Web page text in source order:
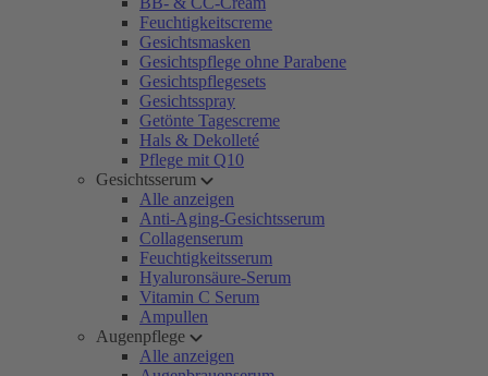
Feuchtigkeitscreme
Gesichtsmasken
Gesichtspflege ohne Parabene
Gesichtspflegesets
Gesichtsspray
Getönte Tagescreme
Hals & Dekolleté
Pflege mit Q10
Gesichtsserum
Alle anzeigen
Anti-Aging-Gesichtsserum
Collagenserum
Feuchtigkeitsserum
Hyaluronsäure-Serum
Vitamin C Serum
Ampullen
Augenpflege
Alle anzeigen